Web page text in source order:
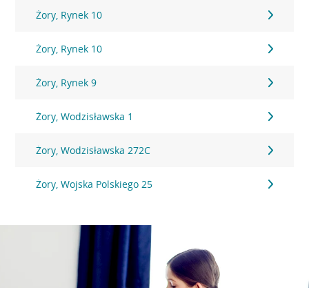
Żory, Rynek 10
Żory, Rynek 10
Żory, Rynek 9
Żory, Wodzisławska 1
Żory, Wodzisławska 272C
Żory, Wojska Polskiego 25